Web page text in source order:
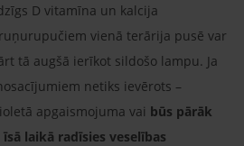
D vitamīna un kalcija
vienā terārija pusē var
tā augšā ierīkot sildošo lampu. Ja
netiks ievērots –
apgaismojuma vai būs pārāk
laikā radīsies veselības